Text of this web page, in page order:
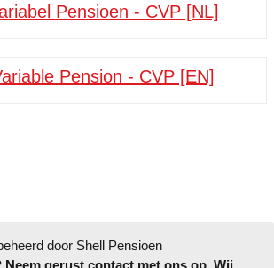
Pensioen - CVP [NL]
Pension - CVP [EN]
door Shell Pensioen
Neem gerust contact met ons op. Wij